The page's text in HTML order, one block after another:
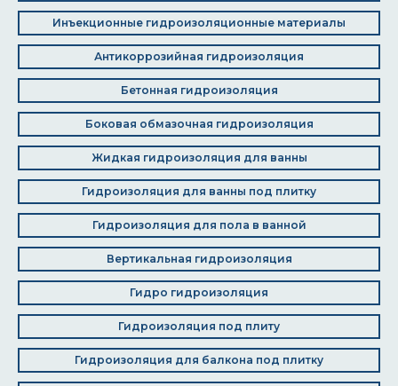
Инъекционные гидроизоляционные материалы
Антикоррозийная гидроизоляция
Бетонная гидроизоляция
Боковая обмазочная гидроизоляция
Жидкая гидроизоляция для ванны
Гидроизоляция для ванны под плитку
Гидроизоляция для пола в ванной
Вертикальная гидроизоляция
Гидро гидроизоляция
Гидроизоляция под плиту
Гидроизоляция для балкона под плитку